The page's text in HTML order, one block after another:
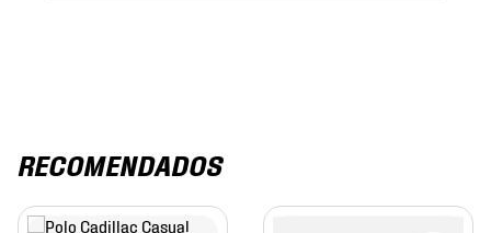
RECOMENDADOS